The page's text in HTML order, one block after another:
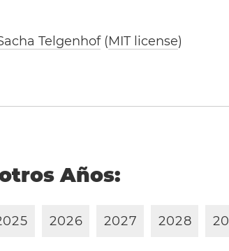
Telgenhof(MIT license)
Años:
025 2026 2027 2028 20